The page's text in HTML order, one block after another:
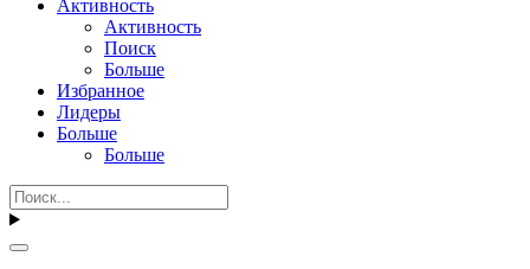
Активность
Активность
Поиск
Больше
Избранное
Лидеры
Больше
Больше